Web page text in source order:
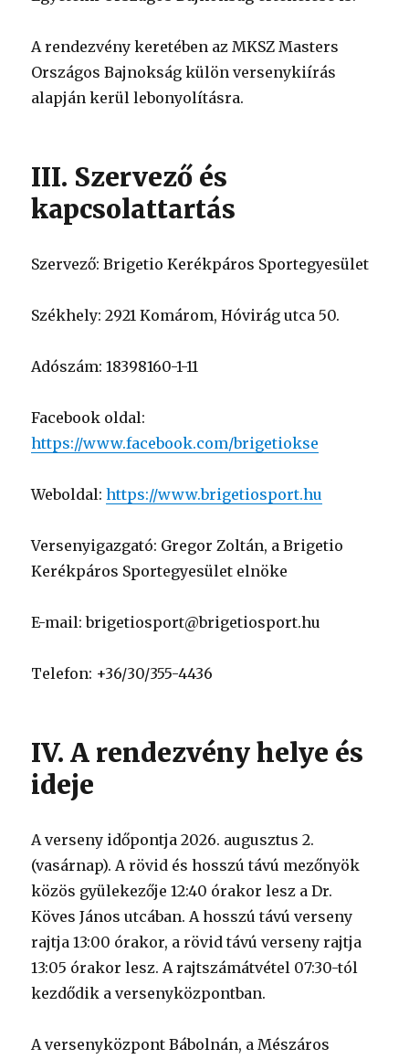
A rendezvény keretében az MKSZ Masters
Országos Bajnokság külön versenykiírás
alapján kerül lebonyolításra.
III. Szervező és
kapcsolattartás
Szervező: Brigetio Kerékpáros Sportegyesület
Székhely: 2921 Komárom, Hóvirág utca 50.
Adószám: 18398160-1-11
Facebook oldal:
https://www.facebook.com/brigetiokse
Weboldal:https://www.brigetiosport.hu
Versenyigazgató: Gregor Zoltán, a Brigetio
Kerékpáros Sportegyesület elnöke
E-mail: brigetiosport@brigetiosport.hu
Telefon: +36/30/355-4436
IV. A rendezvény helye és
ideje
A verseny időpontja 2026. augusztus 2.
(vasárnap). A rövid és hosszú távú mezőnyök
közös gyülekezője 12:40 órakor lesz a Dr.
Köves János utcában. A hosszú távú verseny
rajtja 13:00 órakor, a rövid távú verseny rajtja
13:05 órakor lesz. A rajtszámátvétel 07:30-tól
kezdődik a versenyközpontban.
A versenyközpont Bábolnán, a Mészáros